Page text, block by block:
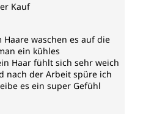
von 5 von 5 Sternen
Kauf
waschen es auf die
ein kühles
Haar fühlt sich sehr weich
nach der Arbeit spüre ich
es ein super Gefühl